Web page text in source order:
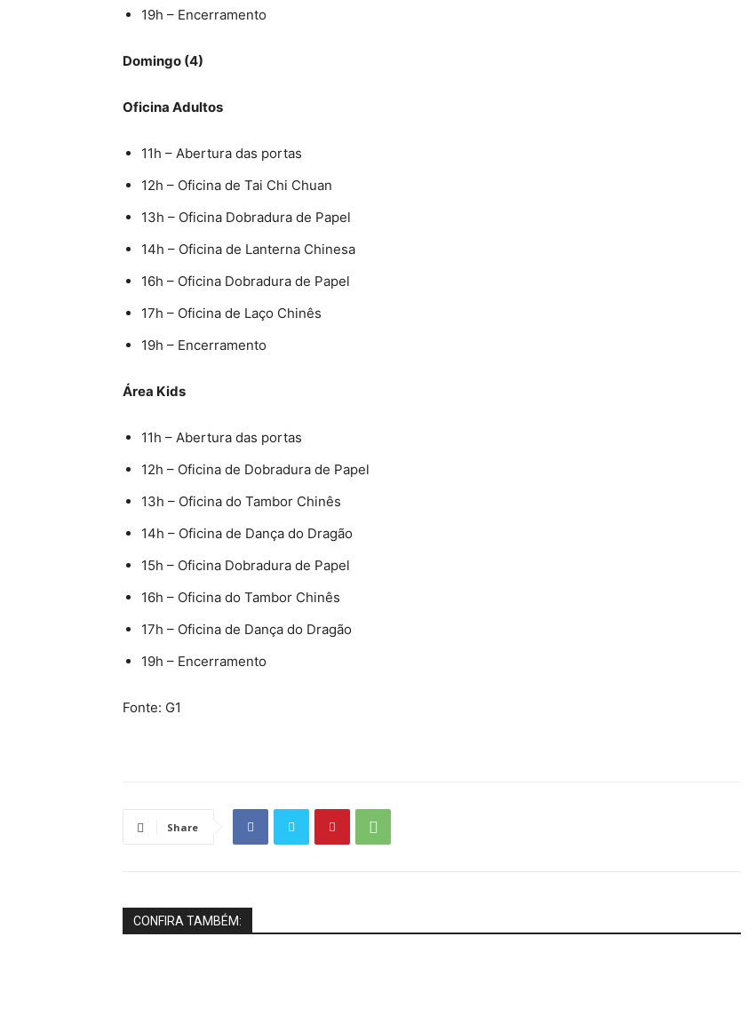
19h – Encerramento
Domingo (4)
Oficina Adultos
11h – Abertura das portas
12h – Oficina de Tai Chi Chuan
13h – Oficina Dobradura de Papel
14h – Oficina de Lanterna Chinesa
16h – Oficina Dobradura de Papel
17h – Oficina de Laço Chinês
19h – Encerramento
Área Kids
11h – Abertura das portas
12h – Oficina de Dobradura de Papel
13h – Oficina do Tambor Chinês
14h – Oficina de Dança do Dragão
15h – Oficina Dobradura de Papel
16h – Oficina do Tambor Chinês
17h – Oficina de Dança do Dragão
19h – Encerramento
Fonte: G1
Share
CONFIRA TAMBÉM: